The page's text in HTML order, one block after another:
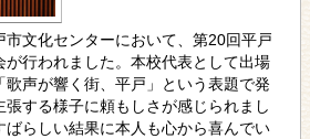
市文化センターにおいて、第20回平戸
が行われました。本校代表として出場
歌声が響く街、平戸」という表題で発
する様子に頼もしさが感じられまし
ばらしい結果に本人も心から喜んでい